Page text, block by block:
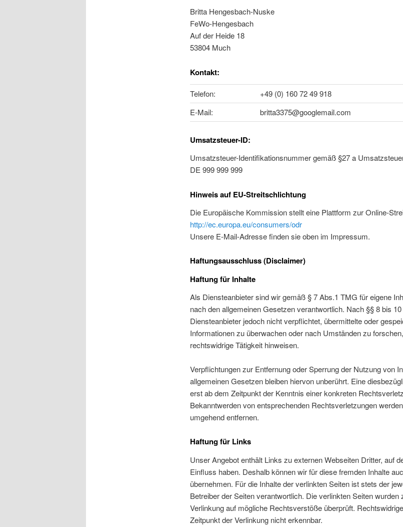
Britta Hengesbach-Nuske
FeWo-Hengesbach
Auf der Heide 18
53804 Much
Kontakt:
Telefon:
+49 (0) 160 72 49 918
E-Mail:
britta3375@googlemail.com
Umsatzsteuer-ID:
Umsatzsteuer-Identifikationsnummer gemäß §27 a
DE 999 999 999
Hinweis auf EU-Streitschlichtung
Die Europäische Kommission stellt eine Plattform zur Online-
http://ec.europa.eu/consumers/odr
Unsere E-Mail-Adresse finden sie oben im Impressum.
Haftungsausschluss (Disclaimer)
Haftung für Inhalte
Als Diensteanbieter sind wir gemäß § 7 Abs.1 TMG für eigene
nach den allgemeinen Gesetzen verantwortlich. Nach §§ 8 bis
Diensteanbieter jedoch nicht verpflichtet, übermittelte oder
Informationen zu überwachen oder nach Umständen zu
rechtswidrige Tätigkeit hinweisen.
Verpflichtungen zur Entfernung oder Sperrung der Nutzung von
allgemeinen Gesetzen bleiben hiervon unberührt. Eine
erst ab dem Zeitpunkt der Kenntnis einer konkreten
Bekanntwerden von entsprechenden Rechtsverletzungen
umgehend entfernen.
Haftung für Links
Unser Angebot enthält Links zu externen Webseiten Dritter, auf
Einfluss haben. Deshalb können wir für diese fremden Inhalte
übernehmen. Für die Inhalte der verlinkten Seiten ist stets der
Betreiber der Seiten verantwortlich. Die verlinkten Seiten wurden
Verlinkung auf mögliche Rechtsverstöße überprüft.
Zeitpunkt der Verlinkung nicht erkennbar.